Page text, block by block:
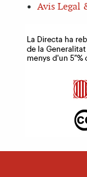
Avis Legal